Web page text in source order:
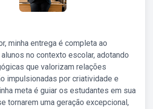
minha entrega é completa ao
no contexto escolar, adotando
que valorizam relações
impulsionadas por criatividade e
meta é guiar os estudantes em sua
tornarem uma geração excepcional,